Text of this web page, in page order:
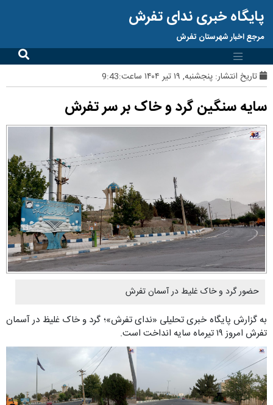
پایگاه خبری ندای تفرش
مرجع اخبار شهرستان تفرش
تاریخ انتشار: پنجشنبه, ۱۹ تیر ۱۴۰۴ ساعت:9:43
سایه سنگین گرد و خاک بر سر تفرش
حضور گرد و خاک غلیط در آسمان تفرش
به گزارش پایگاه خبری تحلیلی «ندای تفرش»؛ گرد و خاک غلیظ در آسمان
تفرش امروز ۱۹ تیرماه سایه انداخت است.